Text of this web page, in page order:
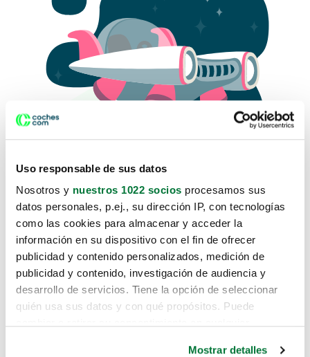
Uso responsable de sus datos
Nosotros y nuestros 1022 socios procesamos sus
datos personales, p.ej., su dirección IP, con tecnologías
como las cookies para almacenar y acceder la
información en su dispositivo con el fin de ofrecer
publicidad y contenido personalizados, medición de
publicidad y contenido, investigación de audiencia y
desarrollo de servicios. Tiene la opción de seleccionar
quién usa sus datos y con qué propósitos. Puede
Mostrar detalles
Lo sentimos, no sabemos como
te hemos traido hasta aquí.
Pero puedes encontrar el coche que estás
buscando en alguno de estos enlaces: